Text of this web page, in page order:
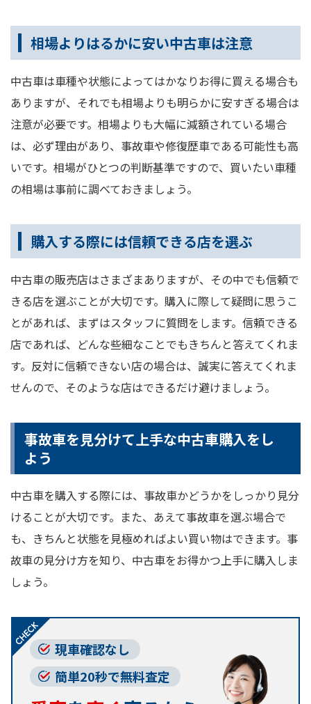
相場よりはるかに安い中古車は注意
中古車は車種や状態によってはかなりお得に買える場合も
ありますが、それでも相場よりも明らかに安すぎる場合は
注意が必要です。相場よりも大幅に減額されている場合
は、必ず理由があり、事故車や修復歴車である可能性も高
いです。相場がひとつの判断基準ですので、買いたい車種
の相場は事前に調べておきましょう。
購入する際には信頼できる店を選ぶ
中古車の販売店はさまざまありますが、その中でも信頼で
きる店を選ぶことが大切です。購入に際して疑問に思うこ
とがあれば、まずはスタッフに質問をします。信頼できる
店であれば、どんな些細なことでもきちんと答えてくれま
す。反対に信頼できない店の場合は、誠実に答えてくれま
せんので、そのような店はできるだけ避けましょう。
事故車を見分けて上手な中古車購入をし
よう
中古車を購入する際には、事故車かどうかをしっかり見分
けることが大切です。また、あえて事故車を選ぶ場合で
も、きちんと状態を見極めればよい買い物はできます。事
故車の見分け方を知り、中古車をお得かつ上手に購入しま
しょう。
現車確認なし
簡単20秒で無料査定